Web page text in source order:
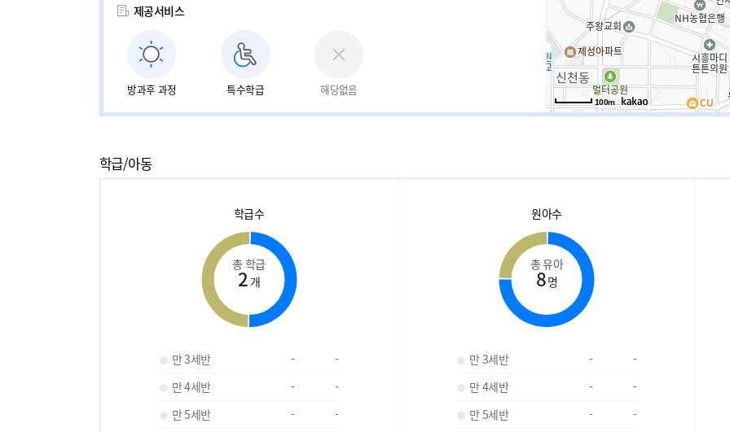
제공서비스
방과후 과정 특수학급 해당없음
100m
학급/아동
학급수
총 학급
2 개
만 3세반 -
-
만 4세반
-
-
만 5세반
-
-
원아수
총 유아
8명
만 3세반 -
-
만 4세반
-
-
만 5세반
-
-